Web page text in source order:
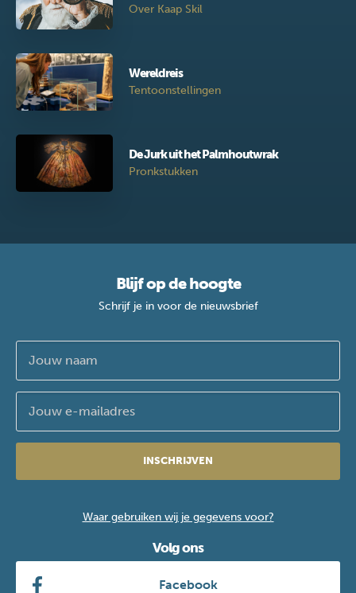
Over Kaap Skil
Wereldreis
Tentoonstellingen
De Jurk uit het Palmhoutwrak
Pronkstukken
Blijf op de hoogte
Schrijf je in voor de nieuwsbrief
INSCHRIJVEN
Waar gebruiken wij je gegevens voor?
Volg ons
Facebook